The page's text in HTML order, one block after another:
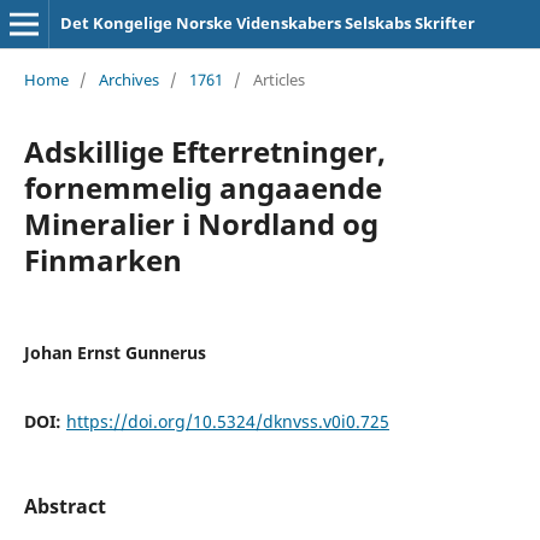
Det Kongelige Norske Videnskabers Selskabs Skrifter
Home / Archives / 1761 / Articles
Adskillige Efterretninger,
fornemmelig angaaende
Mineralier i Nordland og
Finmarken
Johan Ernst Gunnerus
DOI: https://doi.org/10.5324/dknvss.v0i0.725
Abstract